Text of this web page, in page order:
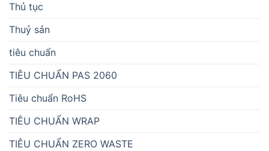
Thủ tục
Thuỷ sản
tiêu chuẩn
TIÊU CHUẨN PAS 2060
Tiêu chuẩn RoHS
TIÊU CHUẨN WRAP
TIÊU CHUẨN ZERO WASTE